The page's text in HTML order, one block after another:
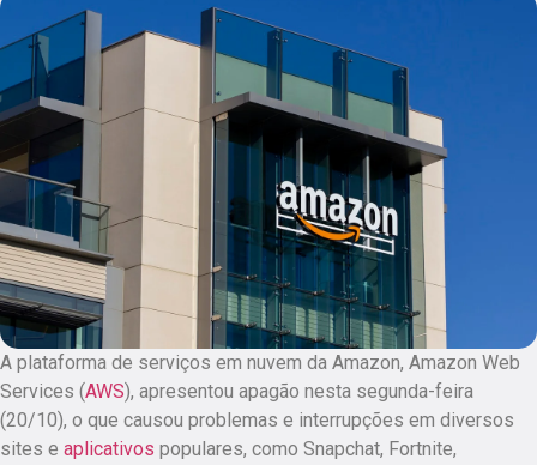
A plataforma de serviços em nuvem da Amazon, Amazon Web
Services (AWS), apresentou apagão nesta segunda-feira
(20/10), o que causou problemas e interrupções em diversos
sites e aplicativos populares, como Snapchat, Fortnite,